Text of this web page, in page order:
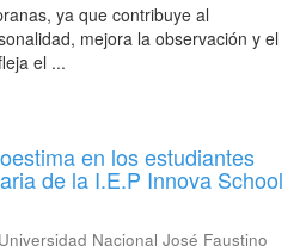
ya que contribuye al
mejora la observación y el
el ...
en los estudiantes
de la I.E.P Innova School
Universidad Nacional José Faustino